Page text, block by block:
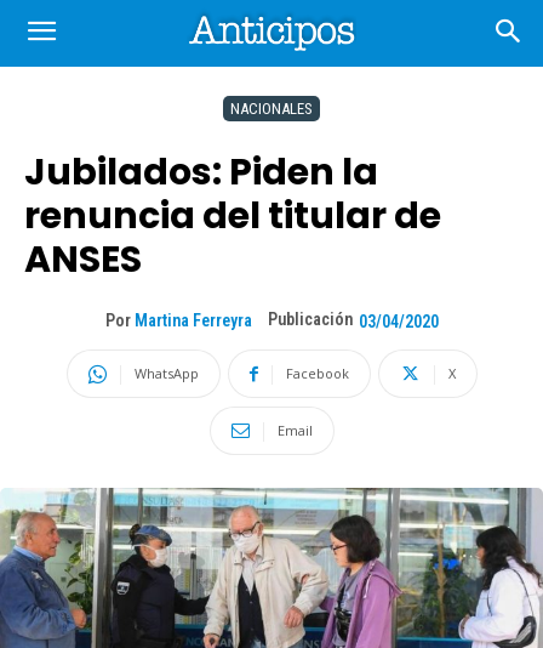
NACIONALES
Jubilados: Piden la
renuncia del titular de
ANSES
Por Martina Ferreyra Publicación 03/04/2020
WhatsApp Facebook X
Email